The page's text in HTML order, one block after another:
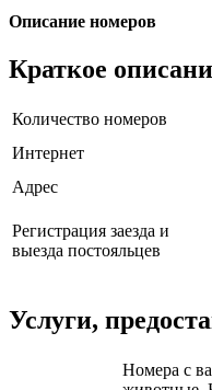
Описание номеров
Краткое
Количество номеров
Интернет
Адрес
Регистрация заезда и
выезда постояльцев
Услуги,
Номера с